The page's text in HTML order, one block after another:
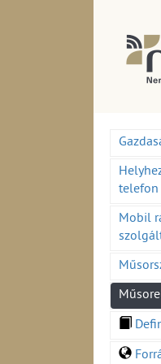
telefon
Mobil